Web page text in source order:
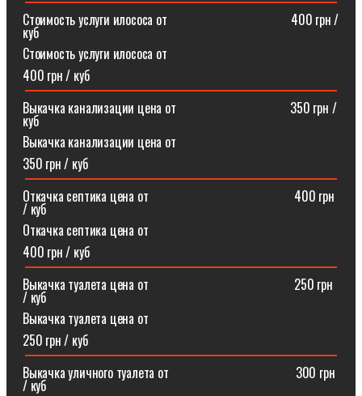
Стоимость услуги илососа от⠀⠀⠀⠀⠀⠀⠀⠀⠀⠀⠀⠀⠀400 грн /
куб
Стоимость услуги илососа от
400 грн / куб
Выкачка канализации цена от⠀⠀⠀⠀⠀⠀⠀⠀⠀⠀⠀⠀350 грн /
куб
Выкачка канализации цена от
350 грн / куб
Откачка септика цена от ⠀⠀⠀⠀⠀⠀⠀⠀⠀⠀⠀⠀⠀⠀⠀400 грн
/ куб
Откачка септика цена от
400 грн / куб
Выкачка туалета цена от ⠀⠀⠀⠀⠀⠀⠀⠀⠀⠀⠀⠀⠀⠀⠀250 грн
/ куб
Выкачка туалета цена от
250 грн / куб
Выкачка уличного туалета от ⠀⠀⠀⠀⠀⠀⠀⠀⠀⠀⠀⠀⠀300 грн
/ куб